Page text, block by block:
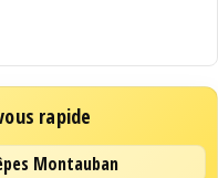
rapide
Montauban